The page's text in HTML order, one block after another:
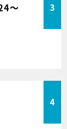
～ 3
4